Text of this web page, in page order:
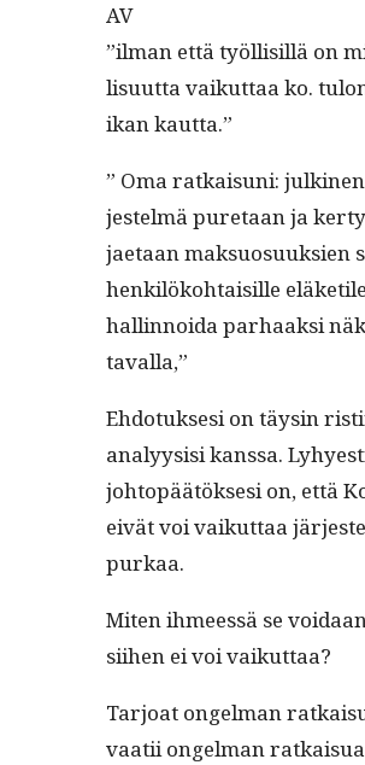
AV
”ilman että työl­lisil­lä on
lisu­ut­ta vaikut­taa ko.
ikan kautta.”
” Oma ratkaisuni:
jestelmä pure­taan ja
jae­taan mak­su­o­suuk­sien
henkilöko­htaisille
hallinnoi­da parhaak­si
tavalla,”
Ehdo­tuk­sesi on täysin
ana­ly­y­sisi kanssa.
johtopäätök­sesi on, että
eivät voi vaikut­taa
purkaa.
Miten ihmeessä se
siihen ei voi vaikuttaa?
Tar­joat ongel­man
vaatii ongel­man